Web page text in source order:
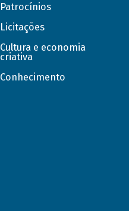
Patrocínios
Licitações
Cultura e economia
criativa
Conhecimento